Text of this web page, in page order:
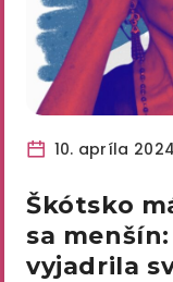
10. apríla 2024
Škótsko
sa
vyjadrila